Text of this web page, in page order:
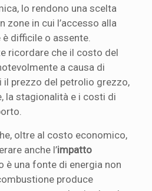
lo rendono una scelta
in cui l’accesso alla
difficile o assente.
ricordare che il costo del
a causa di
prezzo del petrolio grezzo,
la stagionalità e i costi di
oltre al costo economico,
anche l’impatto
è una fonte di energia non
produce